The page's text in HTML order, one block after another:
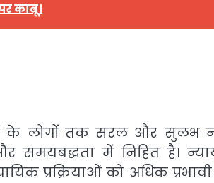
काबू।
के लोगों तक सरल और सुलभ
समयबद्धता में निहित है।
प्रक्रियाओं को अधिक